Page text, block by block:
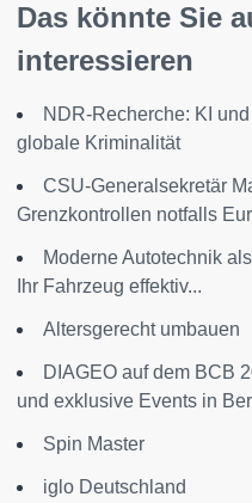
Das könnte Sie
interessieren
NDR-Recherche: KI
globale Kriminalität
CSU-Generalsekretär
Grenzkontrollen notfalls
Moderne Autotechnik
Ihr Fahrzeug effektiv...
Altersgerecht umbauen
DIAGEO auf dem BCB
und exklusive Events in
Spin Master
iglo Deutschland